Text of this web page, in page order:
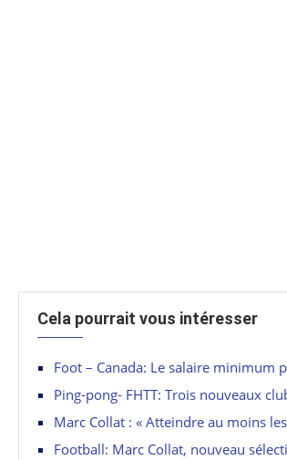
Cela pourrait vous intéresser
Foot – Canada: Le salaire minimum
Ping-pong- FHTT: Trois nouveaux
Marc Collat : « Atteindre au moins
Football: Marc Collat, nouveau